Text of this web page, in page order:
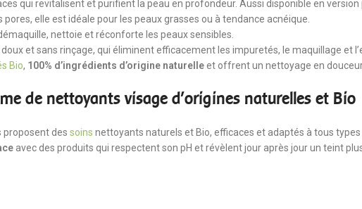
qui revitalisent et purifient la peau en profondeur. Aussi disponible en
pores, elle est idéale pour les peaux grasses ou à tendance acnéique.
nettoie et réconforte les peaux sensibles.
et sans rinçage, qui éliminent efficacement les impuretés, le maquillage et
Bio, 100% d’ingrédients d’origine naturelleet offrent un nettoyage en
de nettoyants visage d'origines naturelles et Bio
proposent des soins nettoyants naturels et Bio, efficaces et adaptés à tous
avec des produits qui respectent son pH et révèlent jour après jour un teint